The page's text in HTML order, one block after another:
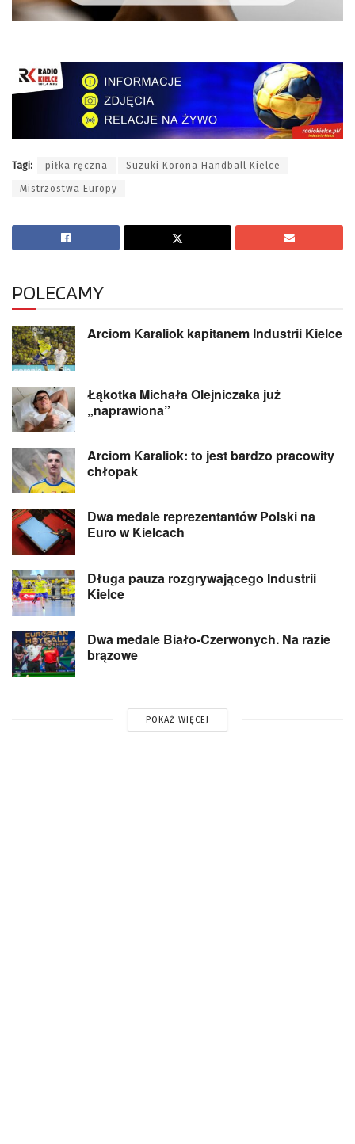
Tagi: piłka ręczna Suzuki Korona Handball Kielce
Mistrzostwa Europy
POLECAMY
Arciom Karaliok kapitanem Industrii Kielce
Łąkotka Michała Olejniczaka już
„naprawiona”
Arciom Karaliok: to jest bardzo pracowity
chłopak
Dwa medale reprezentantów Polski na
Euro w Kielcach
Długa pauza rozgrywającego Industrii
Kielce
Dwa medale Biało-Czerwonych. Na razie
brązowe
POKAŻ WIĘCEJ